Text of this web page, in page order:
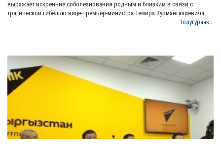
выражает искренние соболезнования родным и близким в связи с
трагической гибелью вице-премьер-министра Темира Курмангазиевича…
Толугураак...